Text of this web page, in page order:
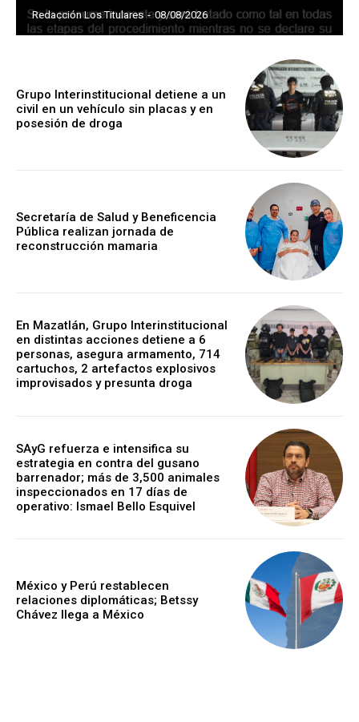
Redacción Los Titulares - 08/08/2026
Grupo Interinstitucional detiene a un
civil en un vehículo sin placas y en
posesión de droga
Secretaría de Salud y Beneficencia
Pública realizan jornada de
reconstrucción mamaria
En Mazatlán, Grupo Interinstitucional
en distintas acciones detiene a 6
personas, asegura armamento, 714
cartuchos, 2 artefactos explosivos
improvisados y presunta droga
SAyG refuerza e intensifica su
estrategia en contra del gusano
barrenador; más de 3,500 animales
inspeccionados en 17 días de
operativo: Ismael Bello Esquivel
México y Perú restablecen
relaciones diplomáticas; Betssy
Chávez llega a México